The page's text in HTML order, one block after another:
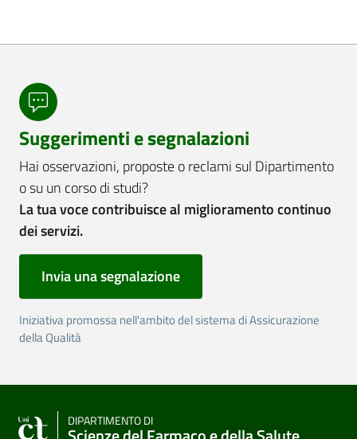
Suggerimenti e segnalazioni
Hai osservazioni, proposte o reclami sul Dipartimento
o su un corso di studi?
La tua voce contribuisce al miglioramento continuo
dei servizi.
Invia una segnalazione
Iniziativa promossa nell'ambito del sistema di Assicurazione
della Qualità
DIPARTIMENTO DI